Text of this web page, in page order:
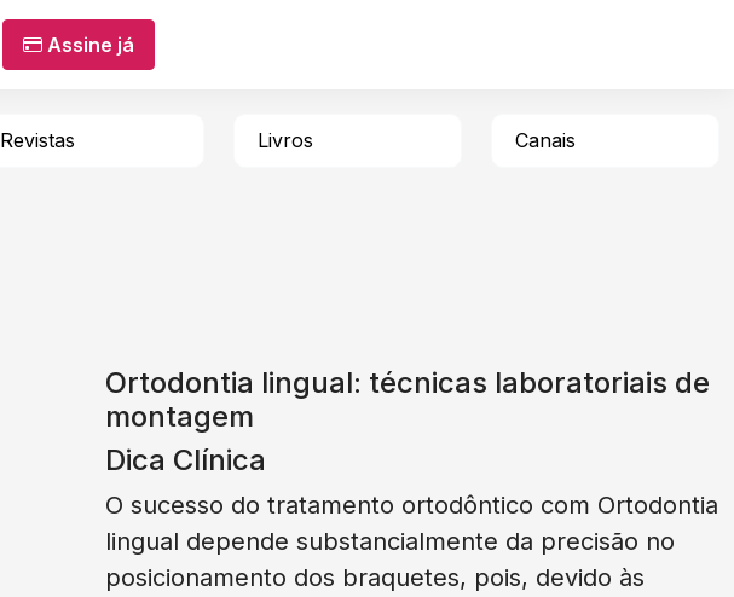
Assine já
Revistas Livros Canais
Ortodontia lingual: técnicas laboratoriais de
montagem
Dica Clínica
O sucesso do tratamento ortodôntico com Ortodontia
lingual depende substancialmente da precisão no
posicionamento dos braquetes, pois, devido às